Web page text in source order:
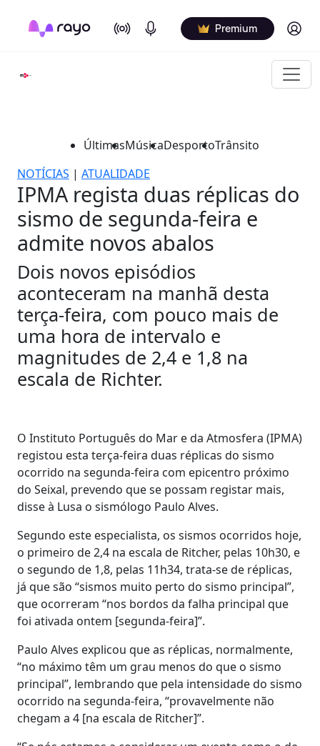
On Air Podcasts Premium Log in
ÚltimasMúsicaDesportoTrânsito
NOTÍCIAS | ATUALIDADE
IPMA regista duas réplicas do
sismo de segunda-feira e
admite novos abalos
Dois novos episódios
aconteceram na manhã desta
terça-feira, com pouco mais de
uma hora de intervalo e
magnitudes de 2,4 e 1,8 na
escala de Richter.
O Instituto Português do Mar e da Atmosfera (IPMA)
registou esta terça-feira duas réplicas do sismo
ocorrido na segunda-feira com epicentro próximo
do Seixal, prevendo que se possam registar mais,
disse à Lusa o sismólogo Paulo Alves.
Segundo este especialista, os sismos ocorridos hoje,
o primeiro de 2,4 na escala de Ritcher, pelas 10h30, e
o segundo de 1,8, pelas 11h34, trata-se de réplicas,
já que são “sismos muito perto do sismo principal”,
que ocorreram “nos bordos da falha principal que
foi ativada ontem [segunda-feira]”.
Paulo Alves explicou que as réplicas, normalmente,
“no máximo têm um grau menos do que o sismo
principal”, lembrando que pela intensidade do sismo
ocorrido na segunda-feira, “provavelmente não
chegam a 4 [na escala de Ritcher]”.